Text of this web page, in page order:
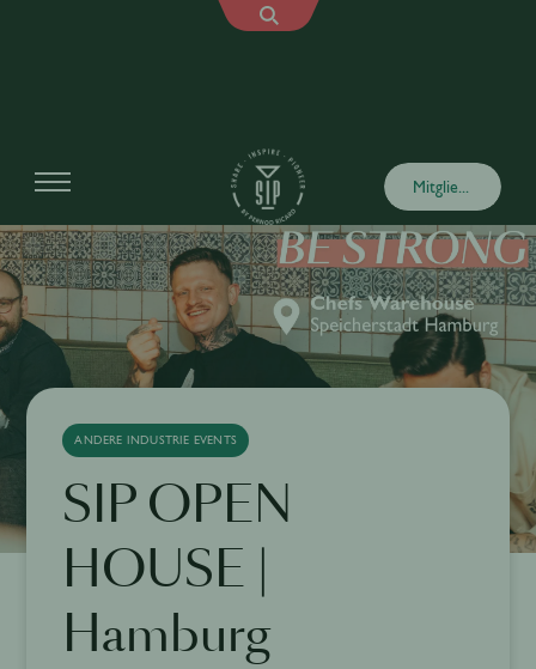
Mitglied werden
ANDERE INDUSTRIE EVENTS
SIP OPEN
HOUSE |
Hamburg